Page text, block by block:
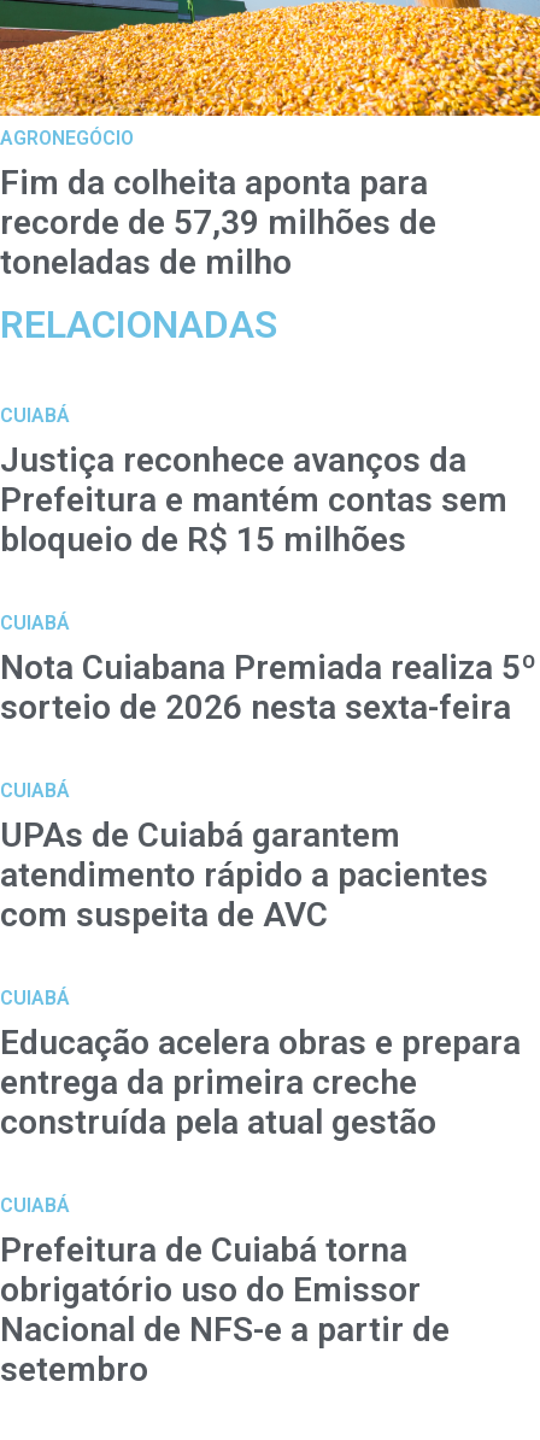
AGRONEGÓCIO
Fim da colheita aponta para
recorde de 57,39 milhões de
toneladas de milho
RELACIONADAS
CUIABÁ
Justiça reconhece avanços da
Prefeitura e mantém contas sem
bloqueio de R$ 15 milhões
CUIABÁ
Nota Cuiabana Premiada realiza 5º
sorteio de 2026 nesta sexta-feira
CUIABÁ
UPAs de Cuiabá garantem
atendimento rápido a pacientes
com suspeita de AVC
CUIABÁ
Educação acelera obras e prepara
entrega da primeira creche
construída pela atual gestão
CUIABÁ
Prefeitura de Cuiabá torna
obrigatório uso do Emissor
Nacional de NFS-e a partir de
setembro